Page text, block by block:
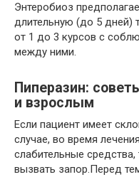
Энтеробиоз
длительную (до 5 дней)
от 1 до 3 курсов с
между ними.
Пиперазин:
и взрослым
Если пациент имеет
случае, во время
слабительные
вызвать запор.Перед